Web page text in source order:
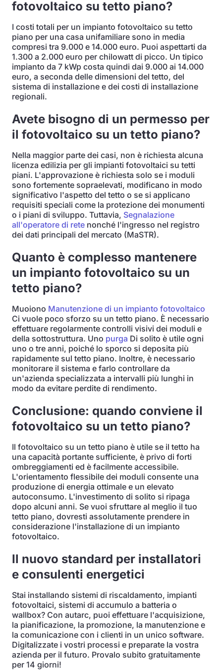
fotovoltaico su tetto piano?
I costi totali per un impianto fotovoltaico su tetto
piano per una casa unifamiliare sono in media
compresi tra 9.000 e 14.000 euro. Puoi aspettarti da
1.300 a 2.000 euro per chilowatt di picco. Un tipico
impianto da 7 kWp costa quindi dai 9.000 ai 14.000
euro, a seconda delle dimensioni del tetto, del
sistema di installazione e dei costi di installazione
regionali.
Avete bisogno di un permesso per
il fotovoltaico su un tetto piano?
Nella maggior parte dei casi, non è richiesta alcuna
licenza edilizia per gli impianti fotovoltaici su tetti
piani. L'approvazione è richiesta solo se i moduli
sono fortemente sopraelevati, modificano in modo
significativo l'aspetto del tetto o se si applicano
requisiti speciali come la protezione dei monumenti
o i piani di sviluppo. Tuttavia, Segnalazione
all'operatore di rete nonché l'ingresso nel registro
dei dati principali del mercato (MaSTR).
Quanto è complesso mantenere
un impianto fotovoltaico su un
tetto piano?
Muoiono Manutenzione di un impianto fotovoltaico
Ci vuole poco sforzo su un tetto piano. È necessario
effettuare regolarmente controlli visivi dei moduli e
della sottostruttura. Uno purga Di solito è utile ogni
uno o tre anni, poiché lo sporco si deposita più
rapidamente sul tetto piano. Inoltre, è necessario
monitorare il sistema e farlo controllare da
un'azienda specializzata a intervalli più lunghi in
modo da evitare perdite di rendimento.
Conclusione: quando conviene il
fotovoltaico su un tetto piano?
Il fotovoltaico su un tetto piano è utile se il tetto ha
una capacità portante sufficiente, è privo di forti
ombreggiamenti ed è facilmente accessibile.
L'orientamento flessibile dei moduli consente una
produzione di energia ottimale e un elevato
autoconsumo. L'investimento di solito si ripaga
dopo alcuni anni. Se vuoi sfruttare al meglio il tuo
tetto piano, dovresti assolutamente prendere in
considerazione l'installazione di un impianto
fotovoltaico.
Il nuovo standard per installatori
e consulenti energetici
Stai installando sistemi di riscaldamento, impianti
fotovoltaici, sistemi di accumulo a batteria o
wallbox? Con autarc, puoi effettuare l'acquisizione,
la pianificazione, la promozione, la manutenzione e
la comunicazione con i clienti in un unico software.
Digitalizzate i vostri processi e preparate la vostra
azienda per il futuro. Provalo subito gratuitamente
per 14 giorni!